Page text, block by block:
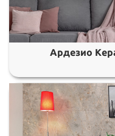
Ардезио